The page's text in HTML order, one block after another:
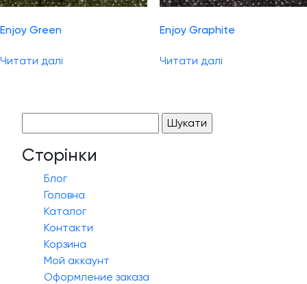
Enjoy Green
Читати далі
Enjoy Graphite
Читати далі
Сторінки
Блог
Головна
Каталог
Контакти
Корзина
Мой аккаунт
Оформление заказа